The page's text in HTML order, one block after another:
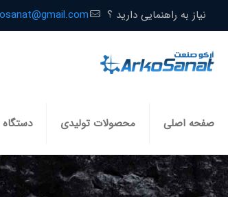
نیاز به راهنمایی دارید ؟
صفحه اصلی محصولات تولیدی